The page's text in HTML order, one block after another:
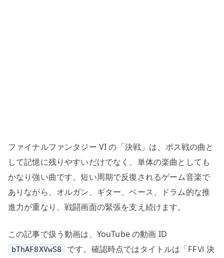
–
ボ
ス
戦
の
造
と
ファイナルファンタジー VI の「決戦」は、ボス戦の曲と
して記憶に残りやすいだけでなく、単体の楽曲としても
かなり強い曲です。短い周期で反復されるゲーム音楽で
ありながら、オルガン、ギター、ベース、ドラム的な推
進力が重なり、戦闘画面の緊張を支え続けます。
この記事で扱う動画は、YouTube の動画 ID
bThAF8XVwS8
です。確認時点ではタイトルは「FFⅥ 決